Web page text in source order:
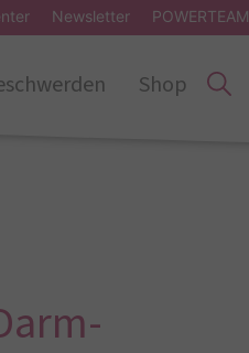
Newsletter POWERTEAM
Shop